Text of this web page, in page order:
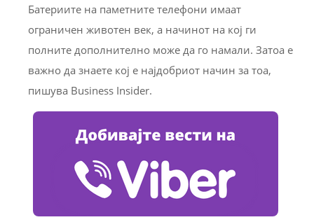
Батериите на паметните телефони имаат
ограничен животен век, а начинот на кој ги
полните дополнително може да го намали. Затоа е
важно да знаете кој е најдобриот начин за тоа,
пишува Business Insider.